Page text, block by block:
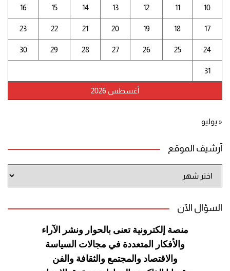
أغسطس 2026
10
11
12
13
14
15
16
17
18
19
20
21
22
23
24
25
26
27
28
29
30
31
« يوليو
أرشيف الموقع
الموقع
السؤال الآن
منصة إلكترونية تعنى بالحوار ونشر الآراء
والأفكار المتعددة في مجالات السياسة
والاقتصاد والمجتمع والثقافة والفن